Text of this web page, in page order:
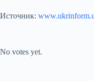
Источник:
No votes yet.